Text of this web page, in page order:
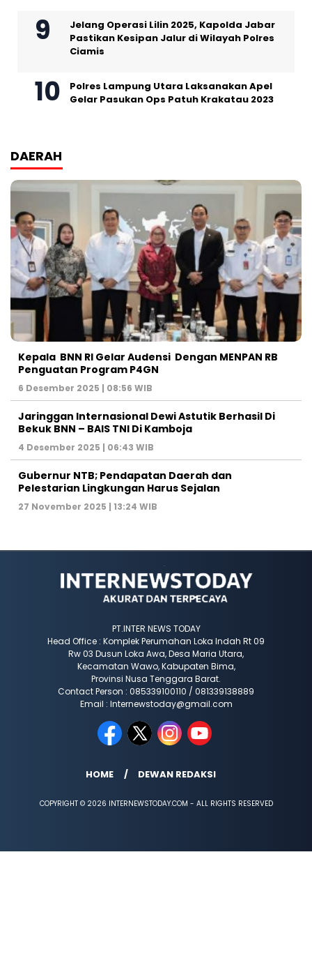
Jelang Operasi Lilin 2025, Kapolda Jabar
Pastikan Kesipan Jalur di Wilayah Polres
Ciamis
Polres Lampung Utara Laksanakan Apel
Gelar Pasukan Ops Patuh Krakatau 2023
DAERAH
Kepala BNN RI Gelar Audensi Dengan MENPAN RB
Penguatan Program P4GN
6 Desember 2025 | 08:56 WIB
Jaringgan Internasional Dewi Astutik Berhasil Di
Bekuk BNN – BAIS TNI Di Kamboja
4 Desember 2025 | 06:43 WIB
Gubernur NTB; Pendapatan Daerah dan
Pelestarian Lingkungan Harus Sejalan
27 November 2025 | 13:24 WIB
PT.INTER NEWS TODAY
Head Office : Komplek Perumahan Loka Indah Rt 09
Rw 03 Dusun Loka Awa, Desa Maria Utara,
Kecamatan Wawo, Kabupaten Bima,
Provinsi Nusa Tenggara Barat.
Contact Person : 085339100110 / 081339138889
Email : Internewstoday@gmail.com
HOME DEWAN REDAKSI
COPYRIGHT © 2026 INTERNEWSTODAY.COM - ALL RIGHTS RESERVED